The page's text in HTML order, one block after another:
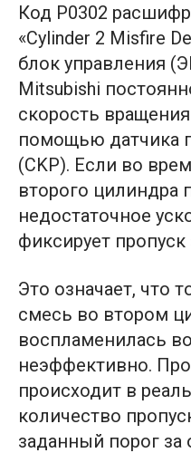
Код P0302
«Cylinder 2 Misfire
блок управления
Mitsubishi
скорость
помощью датчика
(CKP). Если во
второго цилиндра
недостаточное
фиксирует пропуск
Это означает, что
смесь во втором
воспламенилась
неэффективно.
происходит в
количество
заданный порог